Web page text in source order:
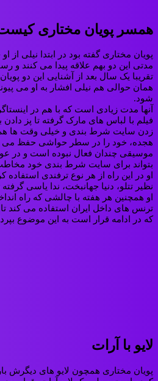
همسر پویان مختاری
پویان مختاری گفته بود در ابتدا نیلی از
مدتی این دو بهم علاقه پیدا می کنند
تقریبا یک سال بعد از آشنایی این دو
همان حوالی هم نیلی افشار به او می
شود.
آنها مدت زیادی است که با هم در
فیلم با لباس های مارک گرفته تا پز
زدن سایت شرط بندی و خیلی وقت ها هم
هجده، خود را در سطر حواشی حفظ می
موسیقی چندان فعال نبوده است و در
بتواند برای سایت شرط بندی خود
او در این راه از هر نوع ترفندی استفاده
نظیر تتلو، دنیا جهانبخت، ندا یاسی
او همچنین هر هفته با چالشی که راه
ترنس های داخل ایران استفاده می کند
که در ادامه قرار است به این موضوع
لایو با آرات
پویان مختاری همچون لایو های دیگرش